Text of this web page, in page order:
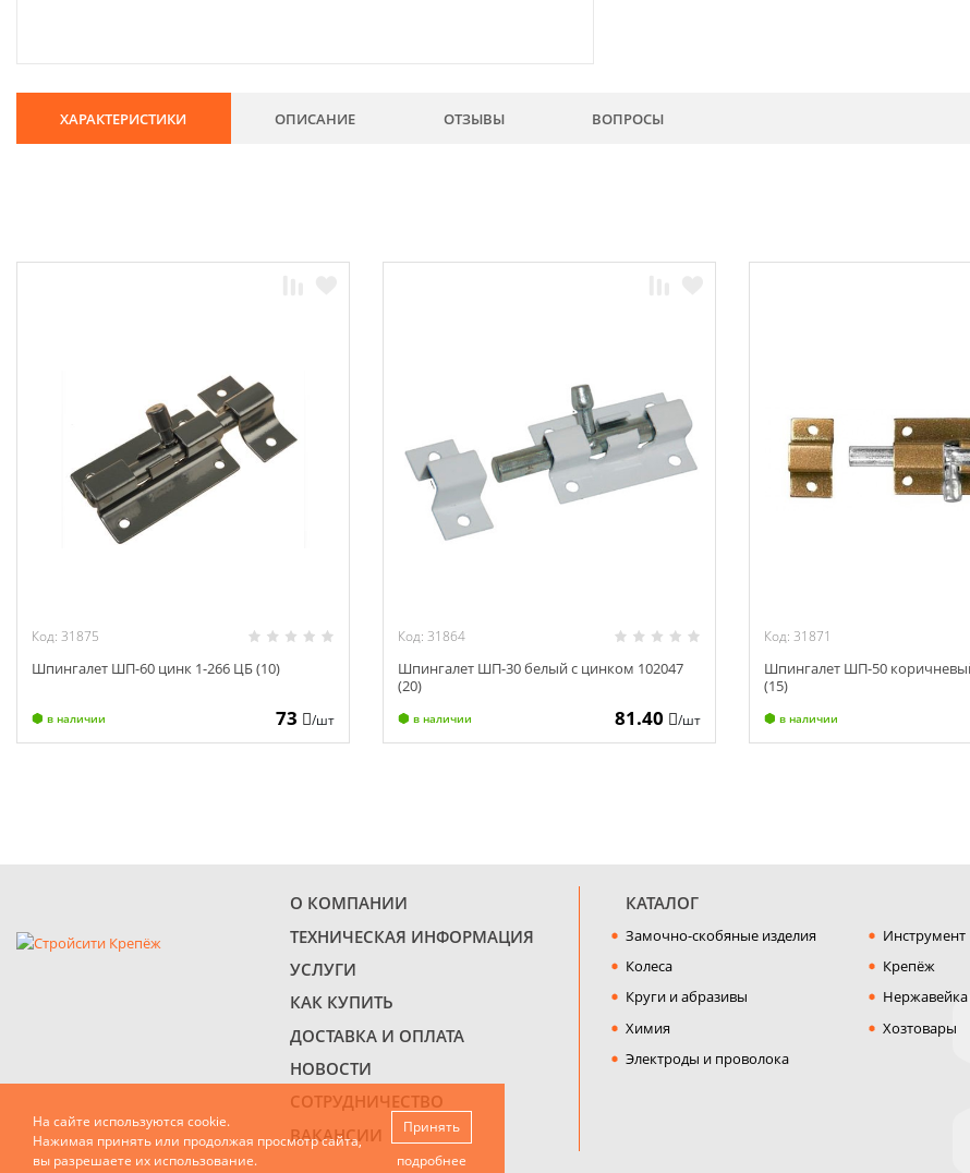
ХАРАКТЕРИСТИКИ ОПИСАНИЕ ОТЗЫВЫ ВОПРОСЫ
Код: 31875
Шпингалет ШП-60 цинк 1-266 ЦБ (10)
в наличии 73 /шт
Код: 31864
Шпингалет ШП-30 белый с цинком 102047
(20)
в наличии 81.40 /шт
Код: 31871
Шпингалет ШП-50
(15)
в наличии
О КОМПАНИИ
ТЕХНИЧЕСКАЯ ИНФОРМАЦИЯ
УСЛУГИ
КАК КУПИТЬ
ДОСТАВКА И ОПЛАТА
НОВОСТИ
СОТРУДНИЧЕСТВО
ВАКАНСИИ
КАТАЛОГ
Замочно-скобяные изделия
Инструмент
Колеса
Крепёж
Круги и абразивы
Нержавейка
Химия
Хозтовары
Электроды и проволока
На сайте используются cookie.
Нажимая принять или продолжая просмотр сайта,
вы разрешаете их использование.
Принять
подробнее